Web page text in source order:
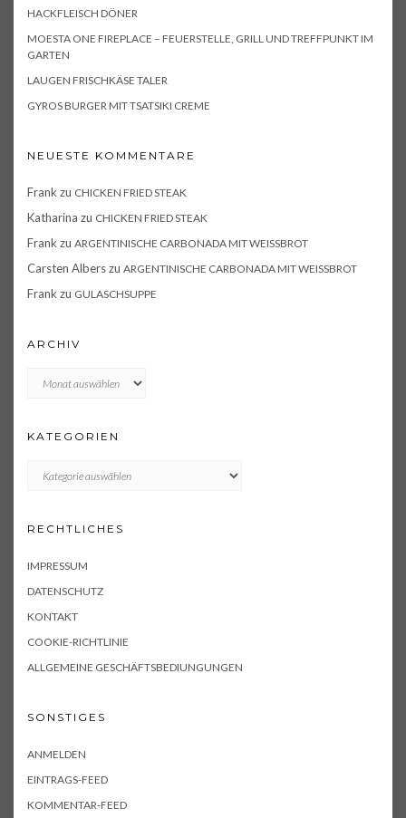
HACKFLEISCH DÖNER
MOESTA ONE FIREPLACE – FEUERSTELLE, GRILL UND TREFFPUNKT IM
GARTEN
LAUGEN FRISCHKÄSE TALER
GYROS BURGER MIT TSATSIKI CREME
NEUESTE KOMMENTARE
Frankzu CHICKEN FRIED STEAK
Katharina zu CHICKEN FRIED STEAK
Frankzu ARGENTINISCHE CARBONADA MIT WEISSBROT
Carsten Alberszu ARGENTINISCHE CARBONADA MIT WEISSBROT
Frankzu GULASCHSUPPE
ARCHIV
KATEGORIEN
RECHTLICHES
IMPRESSUM
DATENSCHUTZ
KONTAKT
COOKIE-RICHTLINIE
ALLGEMEINE GESCHÄFTSBEDIUNGUNGEN
SONSTIGES
ANMELDEN
EINTRAGS-FEED
KOMMENTAR-FEED